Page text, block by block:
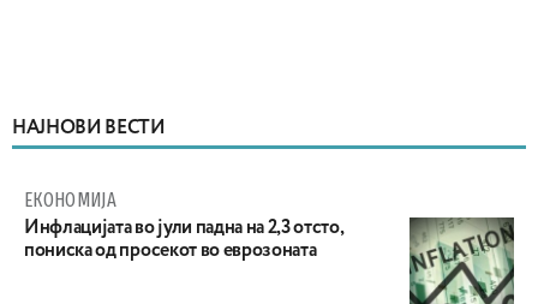
НАЈНОВИ ВЕСТИ
ЕКОНОМИЈА
Инфлацијата во јули падна на 2,3 отсто,
пониска од просекот во еврозоната